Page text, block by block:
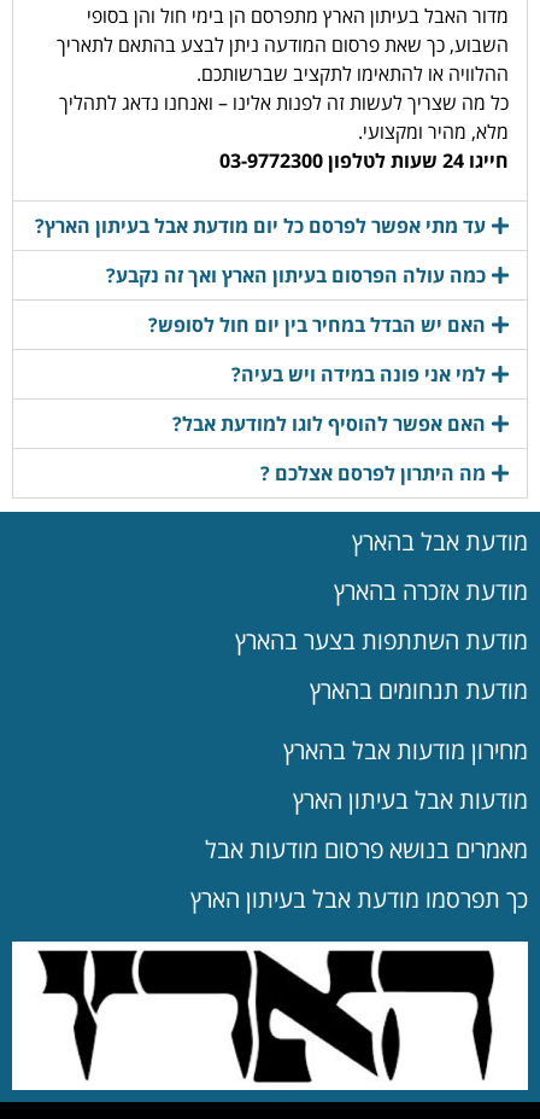
מדור האבל בעיתון הארץ מתפרסם הן בימי חול והן בסופי
השבוע, כך שאת פרסום המודעה ניתן לבצע בהתאם לתאריך
ההלוויה או להתאימו לתקציב שברשותכם.
כל מה שצריך לעשות זה לפנות אלינו – ואנחנו נדאג לתהליך
מלא, מהיר ומקצועי.
חייגו 24 שעות לטלפון 03-9772300
עד מתי אפשר לפרסם כל יום מודעת אבל בעיתון הארץ?
כמה עולה הפרסום בעיתון הארץ ואך זה נקבע?
האם יש הבדל במחיר בין יום חול לסופש?
למי אני פונה במידה ויש בעיה?
האם אפשר להוסיף לוגו למודעת אבל?
מה היתרון לפרסם אצלכם ?
מודעת אבל בהארץ
מודעת אזכרה בהארץ
מודעת השתתפות בצער בהארץ
מודעת תנחומים בהארץ
מחירון מודעות אבל בהארץ
מודעות אבל בעיתון הארץ
מאמרים בנושא פרסום מודעות אבל
כך תפרסמו מודעת אבל בעיתון הארץ